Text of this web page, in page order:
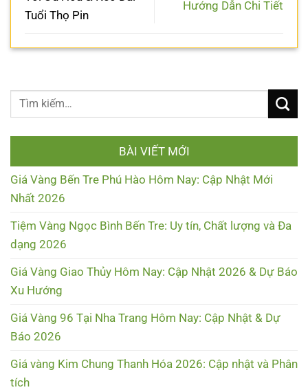
Tuổi Thọ Pin
Hướng Dẫn Chi Tiết
BÀI VIẾT MỚI
Giá Vàng Bến Tre Phú Hào Hôm Nay: Cập Nhật Mới
Nhất 2026
Tiệm Vàng Ngọc Bình Bến Tre: Uy tín, Chất lượng và Đa
dạng 2026
Giá Vàng Giao Thủy Hôm Nay: Cập Nhật 2026 & Dự Báo
Xu Hướng
Giá Vàng 96 Tại Nha Trang Hôm Nay: Cập Nhật & Dự
Báo 2026
Giá vàng Kim Chung Thanh Hóa 2026: Cập nhật và Phân
tích